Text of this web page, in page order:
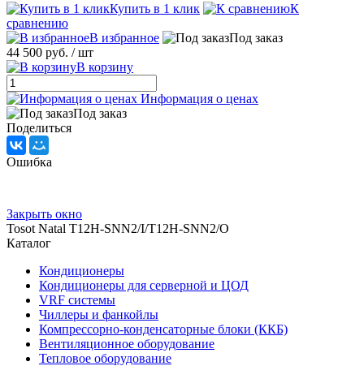
Купить в 1 клик
К
сравнению
В избранное
Под заказ
44 500 руб. / шт
В корзину
Информация о ценах
Под заказ
Поделиться
Ошибка
Закрыть окно
Tosot Natal T12H-SNN2/I/T12H-SNN2/O
Каталог
Кондиционеры
Кондиционеры для серверной и ЦОД
VRF системы
Чиллеры и фанкойлы
Компрессорно-конденсаторные блоки (ККБ)
Вентиляционное оборудование
Тепловое оборудование